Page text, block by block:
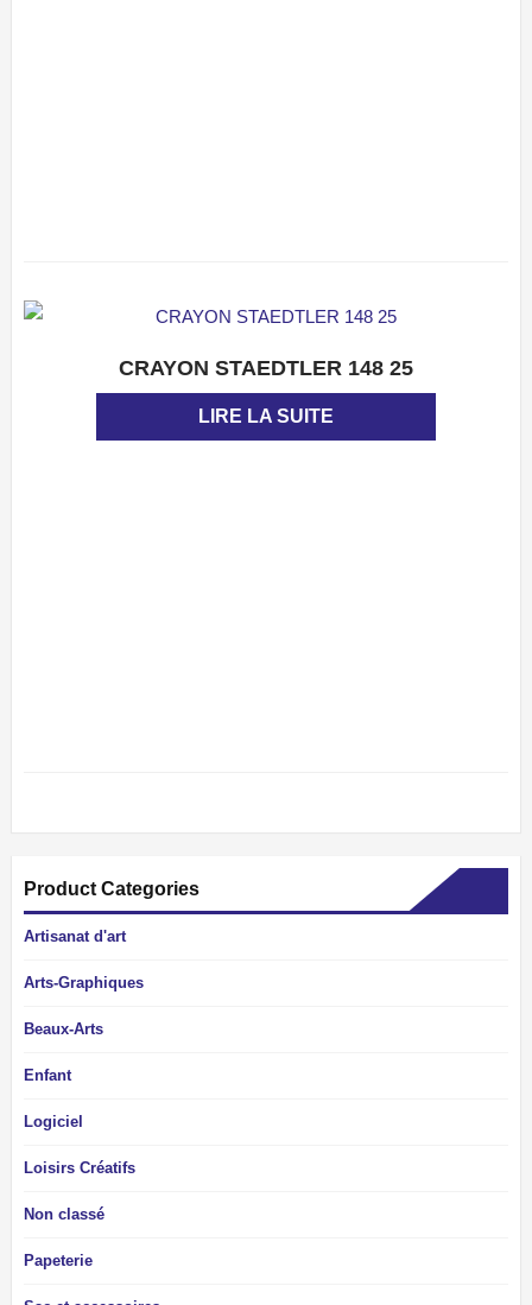
CRAYON STAEDTLER 148 25
LIRE LA SUITE
Product Categories
Artisanat d'art
Arts-Graphiques
Beaux-Arts
Enfant
Logiciel
Loisirs Créatifs
Non classé
Papeterie